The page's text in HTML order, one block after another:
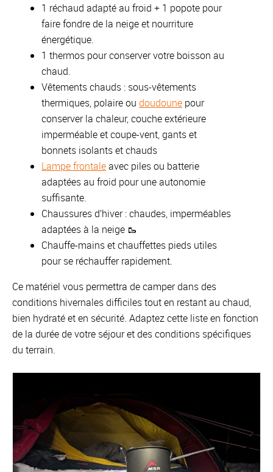
1 réchaud adapté au froid + 1 popote pour
faire fondre de la neige et nourriture
énergétique.
1 thermos pour conserver votre boisson au
chaud.
Vêtements chauds : sous-vêtements
thermiques, polaire ou doudoune pour
conserver la chaleur, couche extérieure
imperméable et coupe-vent, gants et
bonnets isolants et chauds
Lampe frontaleavec piles ou batterie
adaptées au froid pour une autonomie
suffisante.
Chaussures d’hiver : chaudes, imperméables
adaptées à la neige 🥾
Chauffe-mains et chauffettes pieds utiles
pour se réchauffer rapidement.
Ce matériel vous permettra de camper dans des
conditions hivernales difficiles tout en restant au chaud,
bien hydraté et en sécurité. Adaptez cette liste en fonction
de la durée de votre séjour et des conditions spécifiques
du terrain.